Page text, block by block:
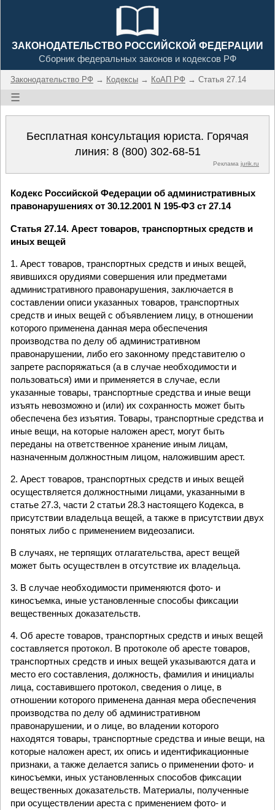
ЗАКОНОДАТЕЛЬСТВО РОССИЙСКОЙ ФЕДЕРАЦИИ
Сборник федеральных законов и кодексов РФ
Законодательство РФ → Кодексы → КоАП РФ → Статья 27.14
☰
Бесплатная консультация юриста. Горячая
линия: 8 (800) 302-68-51
Реклама jurik.ru
Кодекс Российской Федерации об административных
правонарушениях от 30.12.2001 N 195-ФЗ ст 27.14
Статья 27.14. Арест товаров, транспортных средств и
иных вещей
1. Арест товаров, транспортных средств и иных вещей,
явившихся орудиями совершения или предметами
административного правонарушения, заключается в
составлении описи указанных товаров, транспортных
средств и иных вещей с объявлением лицу, в отношении
которого применена данная мера обеспечения
производства по делу об административном
правонарушении, либо его законному представителю о
запрете распоряжаться (а в случае необходимости и
пользоваться) ими и применяется в случае, если
указанные товары, транспортные средства и иные вещи
изъять невозможно и (или) их сохранность может быть
обеспечена без изъятия. Товары, транспортные средства и
иные вещи, на которые наложен арест, могут быть
переданы на ответственное хранение иным лицам,
назначенным должностным лицом, наложившим арест.
2. Арест товаров, транспортных средств и иных вещей
осуществляется должностными лицами, указанными в
статье 27.3, части 2 статьи 28.3 настоящего Кодекса, в
присутствии владельца вещей, а также в присутствии двух
понятых либо с применением видеозаписи.
В случаях, не терпящих отлагательства, арест вещей
может быть осуществлен в отсутствие их владельца.
3. В случае необходимости применяются фото- и
киносъемка, иные установленные способы фиксации
вещественных доказательств.
4. Об аресте товаров, транспортных средств и иных вещей
составляется протокол. В протоколе об аресте товаров,
транспортных средств и иных вещей указываются дата и
место его составления, должность, фамилия и инициалы
лица, составившего протокол, сведения о лице, в
отношении которого применена данная мера обеспечения
производства по делу об административном
правонарушении, и о лице, во владении которого
находятся товары, транспортные средства и иные вещи, на
которые наложен арест, их опись и идентификационные
признаки, а также делается запись о применении фото- и
киносъемки, иных установленных способов фиксации
вещественных доказательств. Материалы, полученные
при осуществлении ареста с применением фото- и